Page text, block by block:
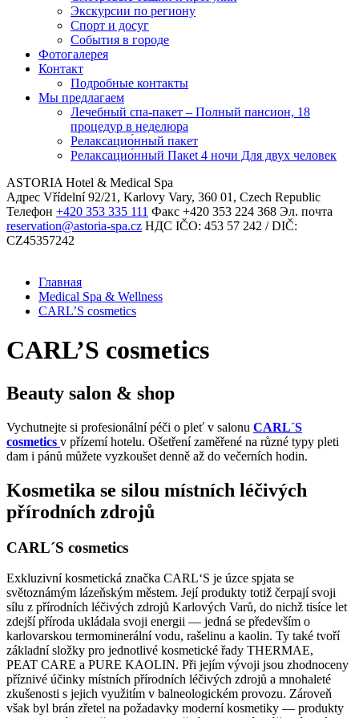
Экскурсии по региону
Спорт и досуг
События в городе
Фотогалерея
Контакт
Подробные контакты
Мы предлагаем
Лечебный спа-пакет – Полный пансион, 18
процедур в неделюpa
Релаксацио́нный пакет
Релаксацио́нный Пакеt 4 ночи Для двух человек
ASTORIA Hotel & Medical Spa
Адрес Vřídelní 92/21, Karlovy Vary, 360 01, Czech Republic
Телефон +420 353 335 111 Факс +420 353 224 368 Эл. почта
reservation@astoria-spa.cz НДС IČO: 453 57 242 / DIČ:
CZ45357242
Главная
Medical Spa & Wellness
CARL’S cosmetics
CARL’S cosmetics
Beauty salon & shop
Vychutnejte si profesionální péči o pleť v salonu CARL´S
cosmetics v přízemí hotelu. Ošetření zaměřené na různé typy pleti
dam i pánů můžete vyzkoušet denně až do večerních hodin.
Kosmetika se silou místních léčivých
přírodních zdrojů
CARL´S cosmetics
Exkluzivní kosmetická značka CARL‘S je úzce spjata se
světoznámým lázeňským městem. Její produkty totiž čerpají svoji
sílu z přírodních léčivých zdrojů Karlových Varů, do nichž tisíce let
zdejší příroda ukládala svoji energii — jedná se především o
karlovarskou termominerální vodu, rašelinu a kaolin. Ty také tvoří
základní složky pro jednotlivé kosmetické řady THERMAE,
PEAT CARE a PURE KAOLIN. Při jejím vývoji jsou zhodnoceny
příznivé účinky místních přírodních léčivých zdrojů a mnohaleté
zkušenosti s jejich využitím v balneologickém provozu. Zároveň
však byl brán zřetel na požadavky moderní kosmetiky — produkty